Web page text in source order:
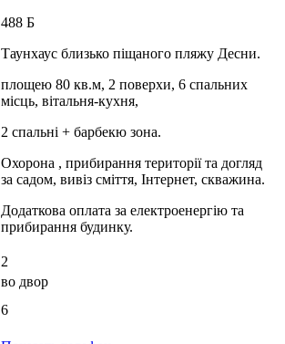
488 Б
Таунхаус близько піщаного пляжу Десни.
площею 80 кв.м, 2 поверхи, 6 спальних
місць, вітальня-кухня,
2 спальні + барбекю зона.
Охорона , прибирання території та догляд
за садом, вивіз сміття, Інтернет, скважина.
Додаткова оплата за електроенергію та
прибирання будинку.
2
во двор
6